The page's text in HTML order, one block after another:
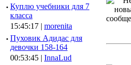
· Куплю учебники для 7
класса
15:45:17 | morenita
· Пуховик Адидас для
девочки 158-164
00:53:45 | InnaLud